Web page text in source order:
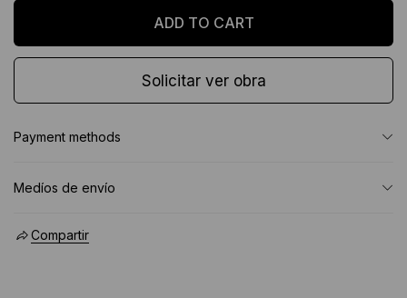
Solicitar ver obra
Payment methods
Medíos de envío
Compartir